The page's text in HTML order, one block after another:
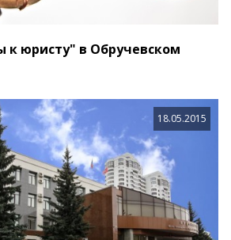
к юристу" в Обручевском
18.05.2015